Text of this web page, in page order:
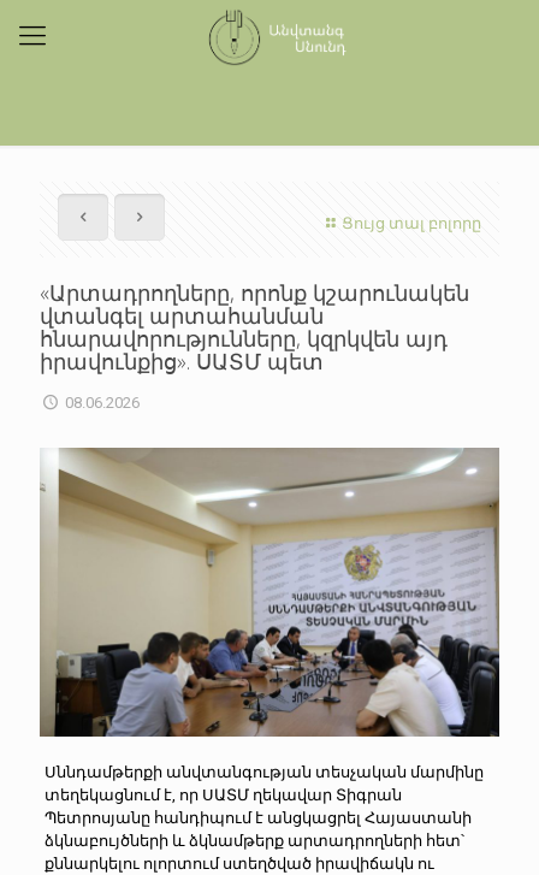
Ցույց տալ բոլորը
«Արտադրողները, որոնք կշարունակեն
վտանգել արտահանման
հնարավորությունները, կզրկվեն այդ
իրավունքից». ՍԱՏՄ պետ
08.06.2026
Սննդամթերքի անվտանգության տեսչական մարմինը
տեղեկացնում է, որ ՍԱՏՄ ղեկավար Տիգրան
Պետրոսյանը հանդիպում է անցկացրել Հայաստանի
ձկնաբույծների և ձկնամթերք արտադրողների հետ՝
քննարկելու ոլորտում ստեղծված իրավիճակն ու